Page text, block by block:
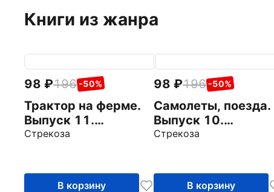
Книги из жанра
98 196 -50%
Трактор на ферме.
Выпуск 11.
Раскраска с
Стрекоза
В корзину
98 196 -50%
Самолеты, поезда.
Выпуск 10.
Раскраска с
Стрекоза
В корзину